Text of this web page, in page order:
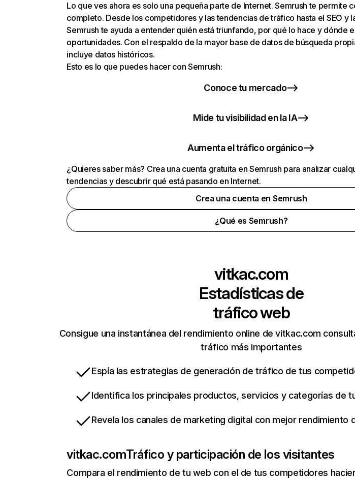
Lo que ves ahora es solo una pequeña parte de Internet. Semrush te permite
completo. Desde los competidores y las tendencias de tráfico hasta el SEO y
Semrush te ayuda a entender quién está triunfando, por qué lo hace y dónde
oportunidades. Con el respaldo de la mayor base de datos de búsqueda
incluye datos históricos.
Esto es lo que puedes hacer con Semrush:
Conoce tu mercado
Mide tu visibilidad en la IA
Aumenta el tráfico orgánico
¿Quieres saber más? Crea una cuenta gratuita en Semrush para analizar
tendencias y descubrir qué está pasando en Internet.
Crea una cuenta en Semrush
¿Qué es Semrush?
vitkac.com
Estadísticas de
tráfico web
Consigue una instantánea del rendimiento online de vitkac.com
tráfico más importantes
Espía las estrategias de generación de tráfico de tus
Identifica los principales productos, servicios y categorías de
Revela los canales de marketing digital con mejor rendimiento
vitkac.comTráfico y participación de los visitantes
Compara el rendimiento de tu web con el de tus competidores